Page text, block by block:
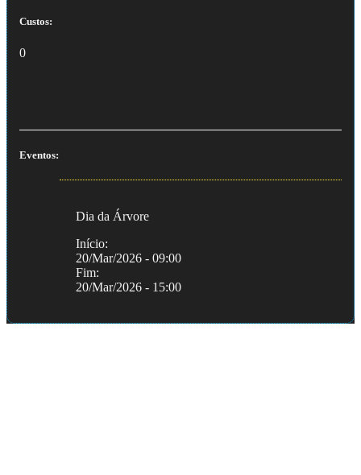
Custos:
0
Eventos:
Dia da Árvore
Início:
20/Mar/2026 - 09:00
Fim:
20/Mar/2026 - 15:00